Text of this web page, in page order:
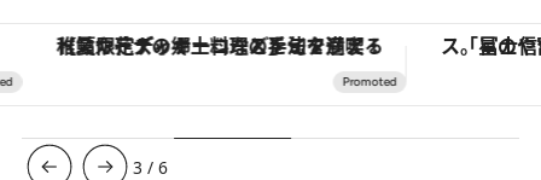
【夏限定ディナーコース】旬を迎える稚鮎や花ズッキーニなどをイタリア・トスカーナの郷土料理の手法で満喫！
3 /6